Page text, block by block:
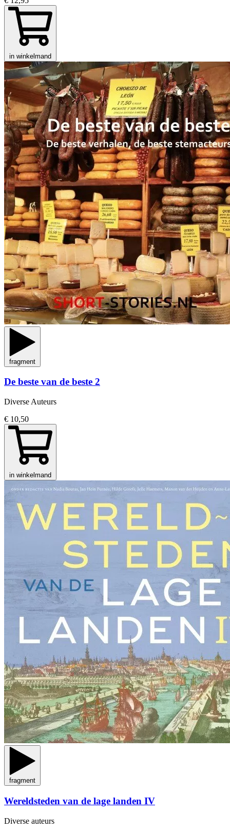
in winkelmand
fragment
De beste van de beste 2
Diverse Auteurs
€ 10,50
in winkelmand
fragment
Wereldsteden van de lage landen IV
Diverse auteurs